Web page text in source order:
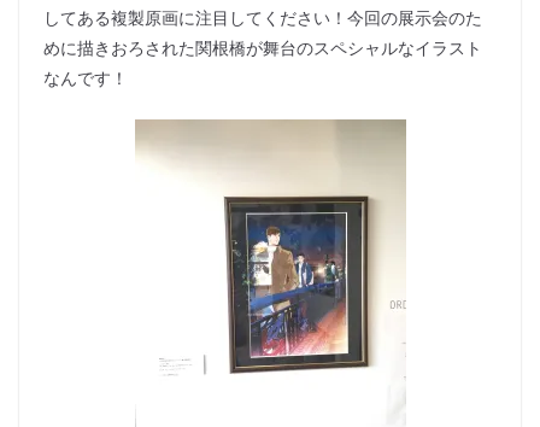
してある複製原画に注目してください！今回の展示会のた
めに描きおろされた関根橋が舞台のスペシャルなイラスト
なんです！